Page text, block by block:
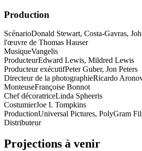
Production
ScénarioDonald Stewart, Costa-Gavras,
l'œuvre de Thomas Hauser
MusiqueVangelis
ProducteurEdward Lewis, Mildred Lewis
Producteur exécutifPeter Guber, Jon Peters
Directeur de la photographieRicardo
MonteuseFrançoise Bonnot
Chef décoratriceLinda Spheeris
CostumierJoe I. Tompkins
ProductionUniversal Pictures, PolyGram
Distributeur
Projections à venir